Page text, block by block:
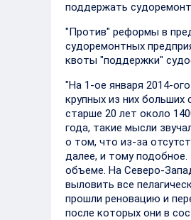
поддержать
"Против" реформы в
судоремонтных
квоты "поддержки"
"На 1-ое января 2014-
крупных из них больших
старше 20 лет около
года, такие мысли
о том, что из-за
далее, и тому
объеме. На Северо-
выловить все
прошли реновацию и
после которых они в